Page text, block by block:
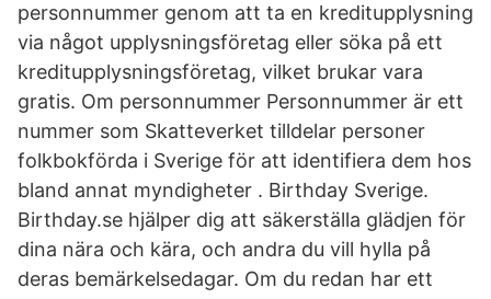
personnummer genom att ta en kreditupplysning
via något upplysningsföretag eller söka på ett
kreditupplysningsföretag, vilket brukar vara
gratis. Om personnummer Personnummer är ett
nummer som Skatteverket tilldelar personer
folkbokförda i Sverige för att identifiera dem hos
bland annat myndigheter . Birthday Sverige.
Birthday.se hjälper dig att säkerställa glädjen för
dina nära och kära, och andra du vill hylla på
deras bemärkelsedagar. Om du redan har ett